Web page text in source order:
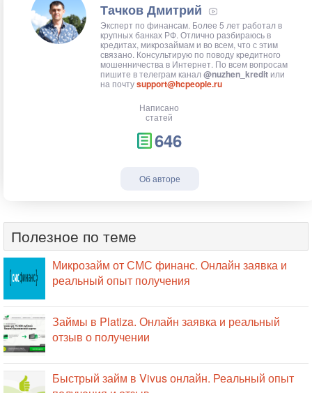
Тачков Дмитрий
Эксперт по финансам. Более 5 лет работал в
крупных банках РФ. Отлично разбираюсь в
кредитах, микрозаймам и во всем, что с этим
связано. Консультирую по поводу кредитного
мошенничества в Интернет. По всем вопросам
пишите в телеграм канал @nuzhen_kredit или
на почтуsupport@hcpeople.ru
Написано
статей
646
Об авторе
Полезное по теме
Микрозайм от СМС финанс. Онлайн заявка и
реальный опыт получения
Займы в Platiza. Онлайн заявка и реальный
отзыв о получении
Быстрый займ в Vivus онлайн. Реальный опыт